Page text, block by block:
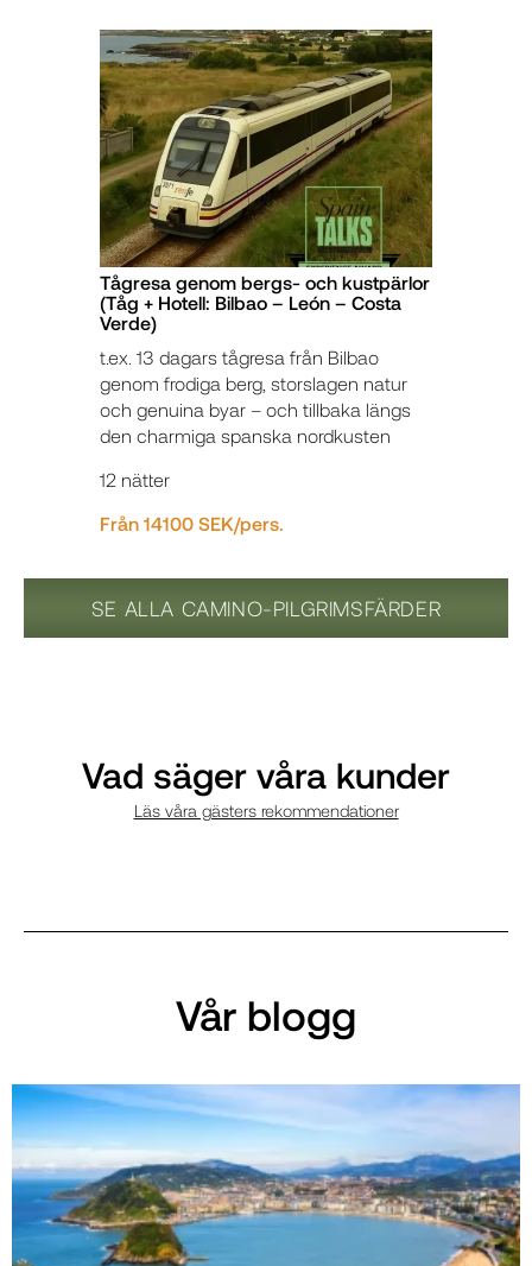
Tågresa genom bergs- och kustpärlor
(Tåg + Hotell: Bilbao – León – Costa
Verde)
t.ex. 13 dagars tågresa från Bilbao
genom frodiga berg, storslagen natur
och genuina byar – och tillbaka längs
den charmiga spanska nordkusten
12 nätter
Från 14100 SEK/pers.
SE ALLA CAMINO-PILGRIMSFÄRDER
Vad säger våra kunder
Läs våra gästers rekommendationer
Vår blogg